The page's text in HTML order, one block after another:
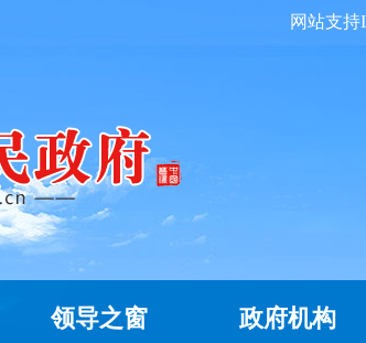
网站支持
领导之窗 政府机构